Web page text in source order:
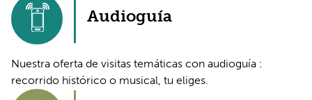
Audioguía
Nuestra oferta de visitas temáticas con audioguía :
recorrido histórico o musical, tu eliges.